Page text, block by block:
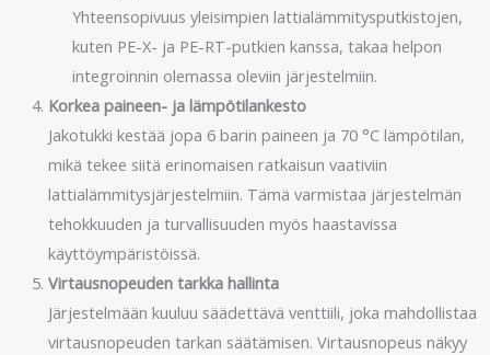
Yhteensopivuus yleisimpien lattialämmitysputkistojen,
kuten PE-X- ja PE-RT-putkien kanssa, takaa helpon
integroinnin olemassa oleviin järjestelmiin.
Korkea paineen- ja lämpötilankesto
Jakotukki kestää jopa 6 barin paineen ja 70 °C lämpötilan,
mikä tekee siitä erinomaisen ratkaisun vaativiin
lattialämmitysjärjestelmiin. Tämä varmistaa järjestelmän
tehokkuuden ja turvallisuuden myös haastavissa
käyttöympäristöissä.
Virtausnopeuden tarkka hallinta
Järjestelmään kuuluu säädettävä venttiili, joka mahdollistaa
virtausnopeuden tarkan säätämisen. Virtausnopeus näkyy